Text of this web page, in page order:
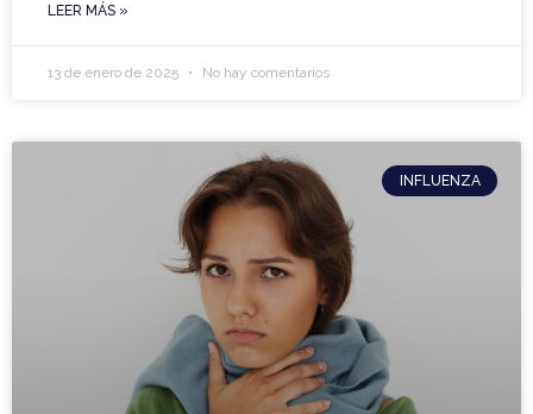
LEER MÁS »
13 de enero de 2025 No hay comentarios
INFLUENZA